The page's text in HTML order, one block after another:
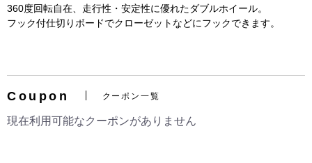
360度回転自在、走行性・安定性に優れたダブルホイール。
フック付仕切りボードでクローゼットなどにフックできます。
Coupon クーポン一覧
現在利用可能なクーポンがありません